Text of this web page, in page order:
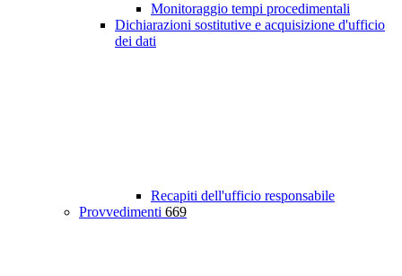
Monitoraggio tempi procedimentali
Dichiarazioni sostitutive e acquisizione d'ufficio
dei dati
Recapiti dell'ufficio responsabile
Provvedimenti 669